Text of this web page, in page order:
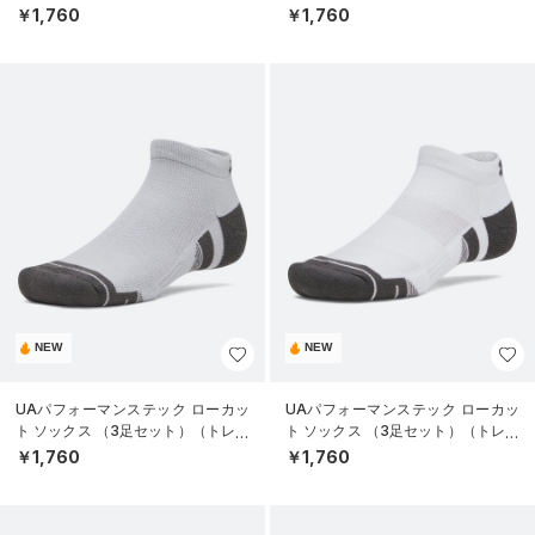
ニング/UNISEX）
￥1,760
ニング/UNISEX）
￥1,760
NEW
UAパフォーマンステック ローカッ
ト ソックス （3足セット）（トレー
ニング/UNISEX）
￥1,760
NEW
UAパフォーマンステック ローカッ
ト ソックス （3足セット）（トレー
ニング/UNISEX）
￥1,760